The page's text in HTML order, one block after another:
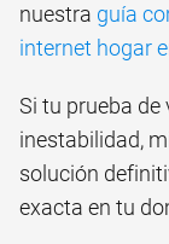
nuestra guía
internet hogar
Si tu prueba
inestabilidad,
solución
exacta en tu